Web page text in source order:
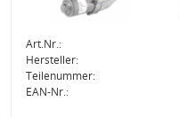
Art.Nr.:
Hersteller:
Teilenummer:
EAN-Nr.: